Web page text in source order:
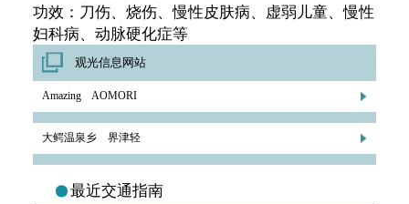
功效：刀伤、烧伤、慢性皮肤病、虚弱儿童、慢性
妇科病、动脉硬化症等
观光信息网站
Amazing AOMORI
大鳄温泉乡 界津轻
最近交通指南